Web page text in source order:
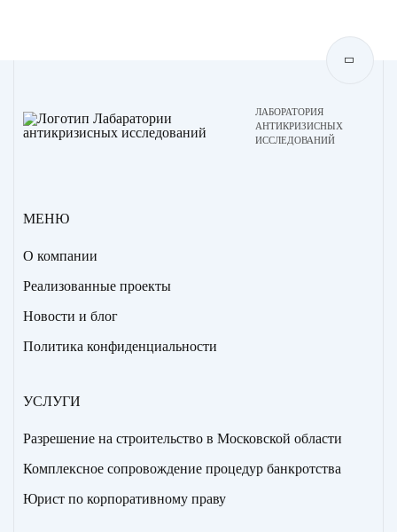
ЛАБОРАТОРИЯ
АНТИКРИЗИСНЫХ
ИССЛЕДОВАНИЙ
МЕНЮ
О компании
Реализованные проекты
Новости и блог
Политика конфиденциальности
УСЛУГИ
Разрешение на строительство в Московской области
Комплексное сопровождение процедур банкротства
Юрист по корпоративному праву